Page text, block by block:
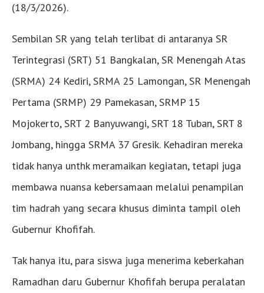
(18/3/2026).
Sembilan SR yang telah terlibat di antaranya SR
Terintegrasi (SRT) 51 Bangkalan, SR Menengah Atas
(SRMA) 24 Kediri, SRMA 25 Lamongan, SR Menengah
Pertama (SRMP) 29 Pamekasan, SRMP 15
Mojokerto, SRT 2 Banyuwangi, SRT 18 Tuban, SRT 8
Jombang, hingga SRMA 37 Gresik. Kehadiran mereka
tidak hanya unthk meramaikan kegiatan, tetapi juga
membawa nuansa kebersamaan melalui penampilan
tim hadrah yang secara khusus diminta tampil oleh
Gubernur Khofifah.
Tak hanya itu, para siswa juga menerima keberkahan
Ramadhan daru Gubernur Khofifah berupa peralatan